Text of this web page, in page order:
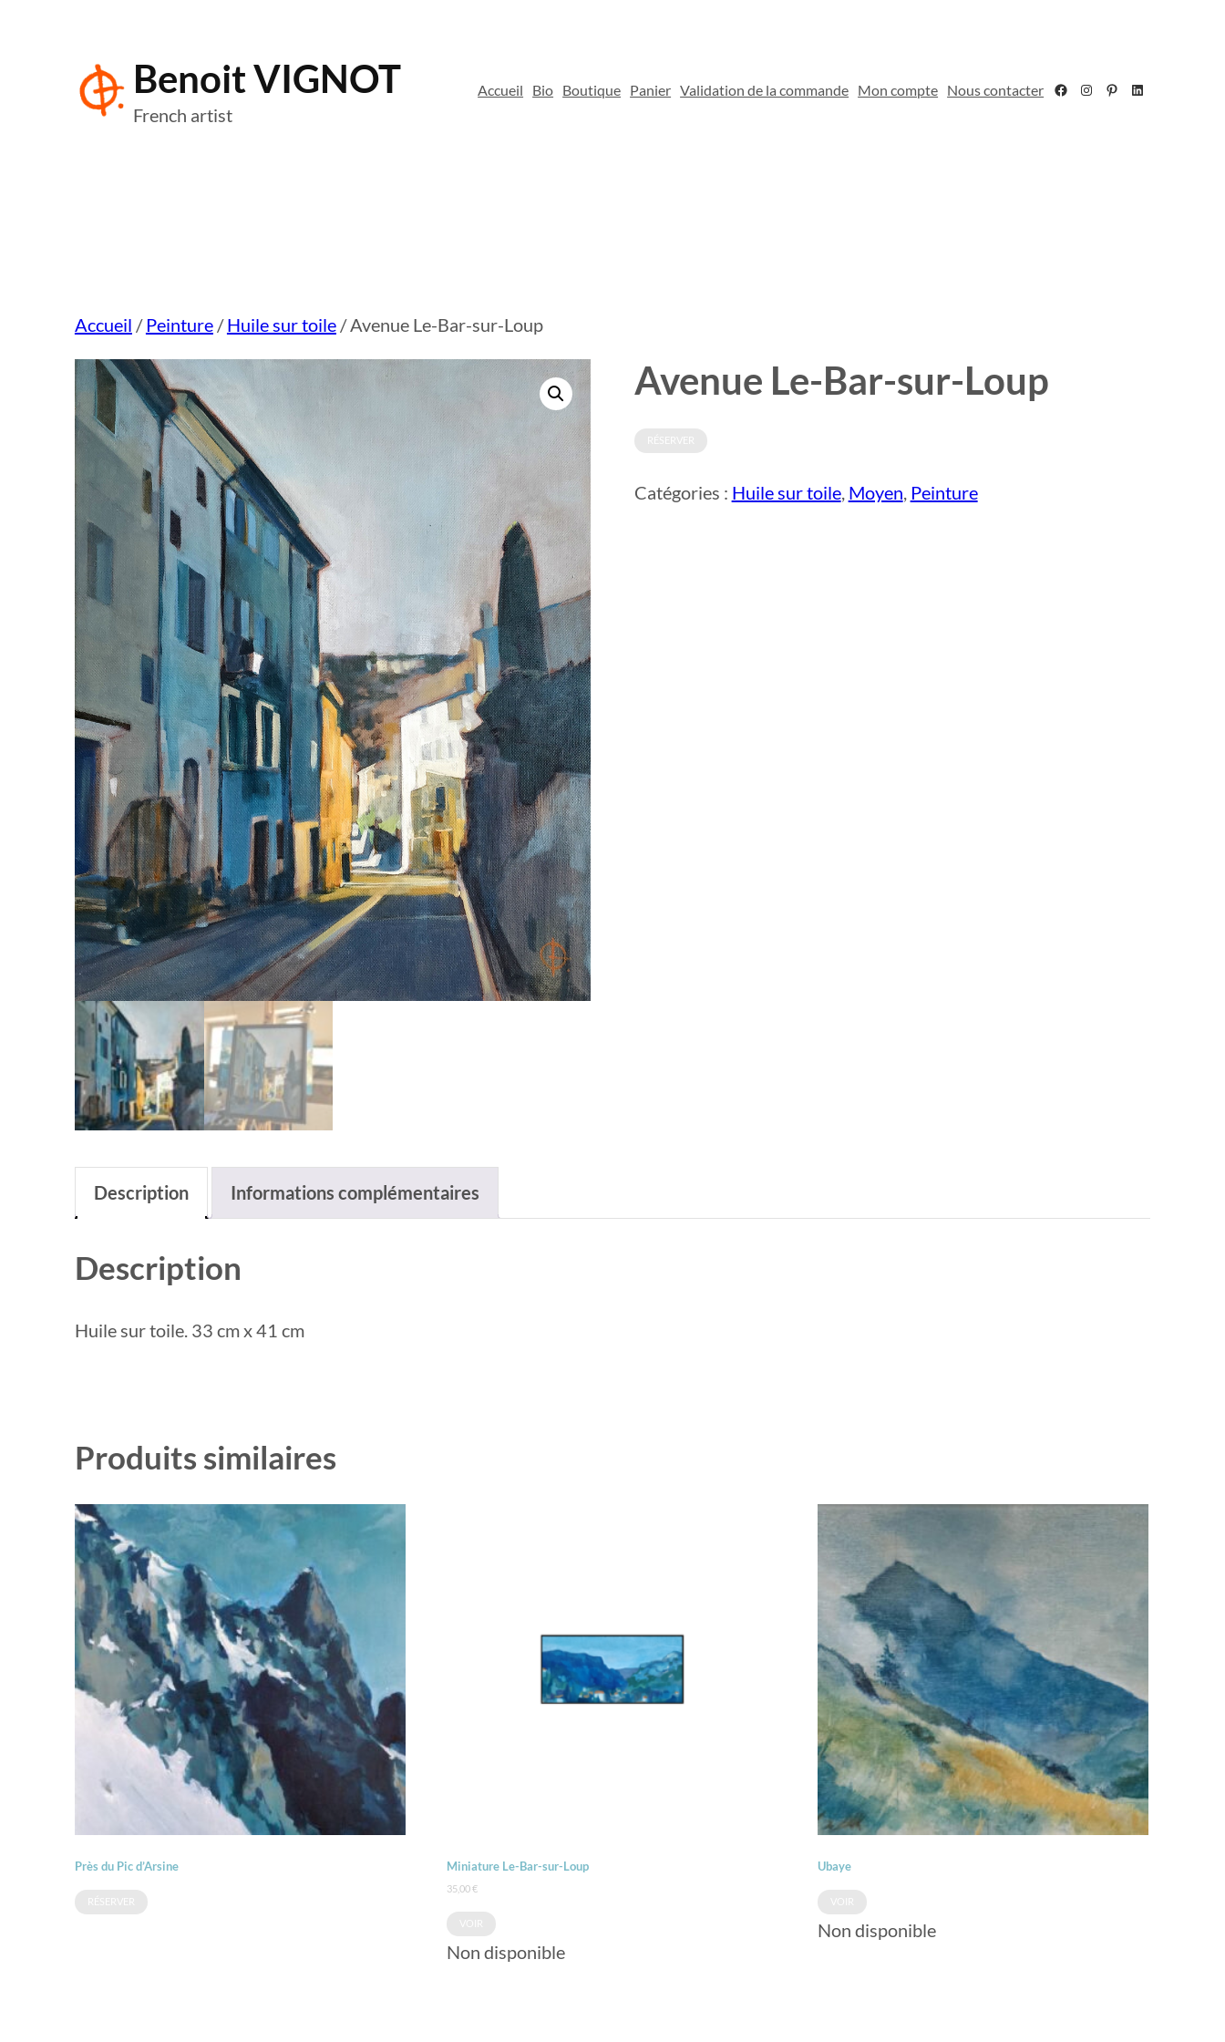
Benoit VIGNOT
French artist
Accueil Bio Boutique Panier Validation de la commande Mon compte Nous contacter Facebook
Instagram
Pinterest
LinkedIn
Accueil / Peinture/Huile sur toile/ Avenue Le-Bar-sur-Loup
Avenue Le-Bar-sur-Loup
Catégories : Huile sur toile, Moyen Peinture
Description Informations complémentaires
Description
Huile sur toile. 33 cm x 41 cm
Produits similaires
Près du Pic d’Arsine Miniature Le-Bar-sur-Loup
35,00€
Non disponible
Ubaye
Non disponible